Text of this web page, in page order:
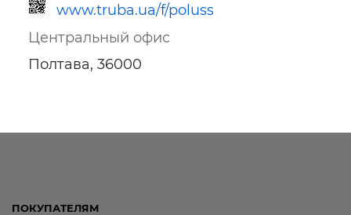
www.truba.ua/f/poluss
Центральный офис
Полтава, 36000
ПОКУПАТЕЛЯМ